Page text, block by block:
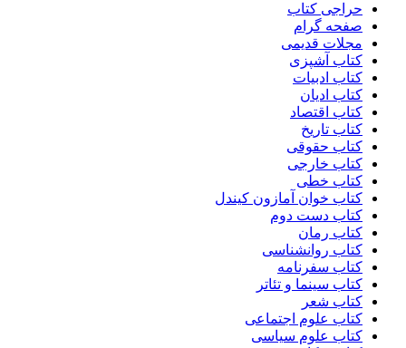
حراجی کتاب
صفحه گرام
مجلات قدیمی
کتاب آشپزی
کتاب ادبیات
کتاب ادیان
کتاب اقتصاد
کتاب تاریخ
کتاب حقوقی
کتاب خارجی
کتاب خطی
کتاب خوان آمازون کیندل
کتاب دست دوم
کتاب رمان
کتاب روانشناسی
کتاب سفرنامه
کتاب سینما و تئاتر
کتاب شعر
کتاب علوم اجتماعی
کتاب علوم سیاسی